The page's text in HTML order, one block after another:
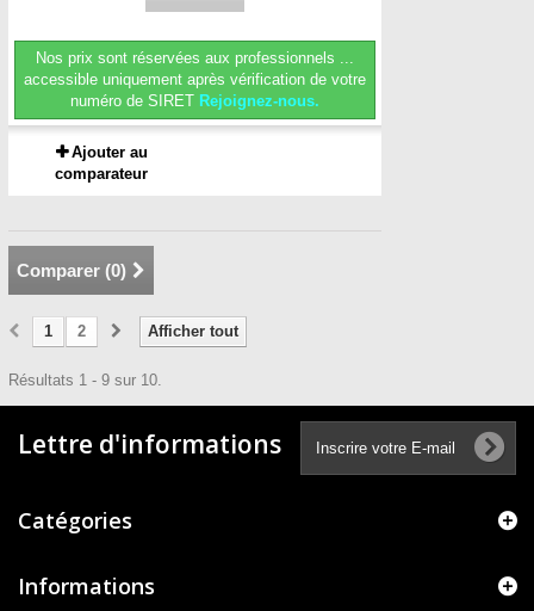
Nos prix sont réservées aux professionnels ...
accessible uniquement après vérification de votre
numéro de SIRET Rejoignez-nous.
Ajouter au
comparateur
Comparer (0)
Afficher tout
1 2
Résultats 1 - 9 sur 10.
Lettre d'informations
Catégories
Informations